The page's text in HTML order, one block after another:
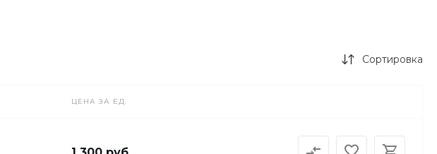
Сортировка
ЦЕНА ЗА ЕД.